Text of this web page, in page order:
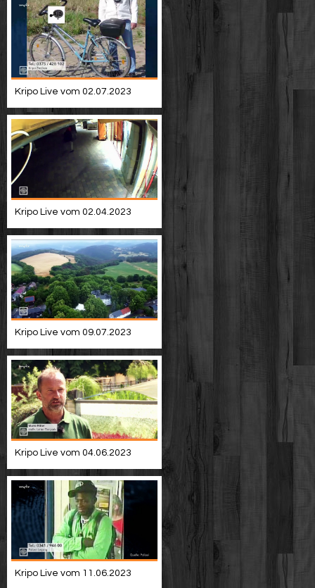
Kripo Live vom 02.07.2023
Kripo Live vom 02.04.2023
Kripo Live vom 09.07.2023
Kripo Live vom 04.06.2023
Kripo Live vom 11.06.2023